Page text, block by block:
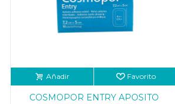
Añadir Favorito
COSMOPOR ENTRY APOSITO